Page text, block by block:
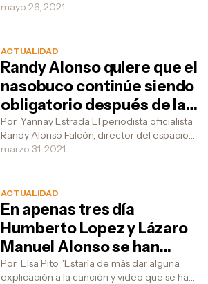
construcción del socialismo, por eso no hay
mayo 26, 2021
ACTUALIDAD
Randy Alonso quiere que el
nasobuco continúe siendo
obligatorio después de la
pandemia
Por Yannay Estrada El periodista oficialista
Randy Alonso Falcón, director del espacio
radiotelevisivo Mesa Redonda, en esta última
marzo 31, 2021
ACTUALIDAD
En apenas tres día
Humberto Lopez y Lázaro
Manuel Alonso se han
vuelto fanáticos de Yotuel
Por Elsa Pito "Estaría de más dar alguna
explicación a la canción y video que se ha